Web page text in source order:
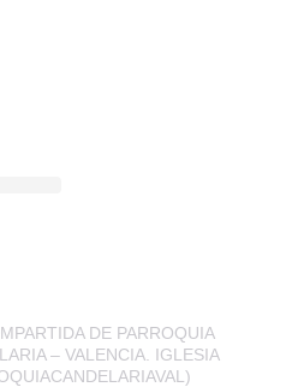
DE PARROQUIA
– VALENCIA. IGLESIA